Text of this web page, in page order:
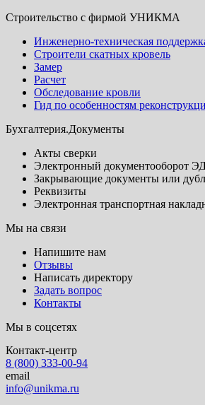
Строительство с фирмой УНИКМА
Инженерно-техническая
Строители скатных кровель
Замер
Расчет
Обследование кровли
Гид по особенностям
Бухгалтерия.Документы
Акты сверки
Электронный документооборот
Закрывающие документы или
Реквизиты
Электронная транспортная
Мы на связи
Напишите нам
Отзывы
Написать директору
Задать вопрос
Контакты
Мы в соцсетях
Контакт-центр
8 (800) 333-00-94
email
info@unikma.ru